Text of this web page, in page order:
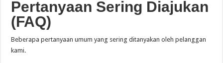
Pertanyaan Sering Diajukan
(FAQ)
Beberapa pertanyaan umum yang sering ditanyakan oleh pelanggan
kami.